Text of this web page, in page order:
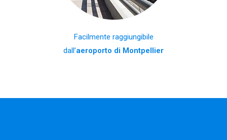
Facilmente raggiungibile
dall’aeroporto di Montpellier